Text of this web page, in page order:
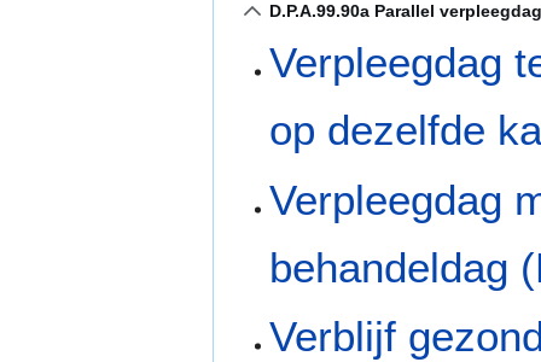
D.P.A.99.90a Parallel
Verpleegdag
op dezelfde
Verpleegdag
behandeldag
Verblijf